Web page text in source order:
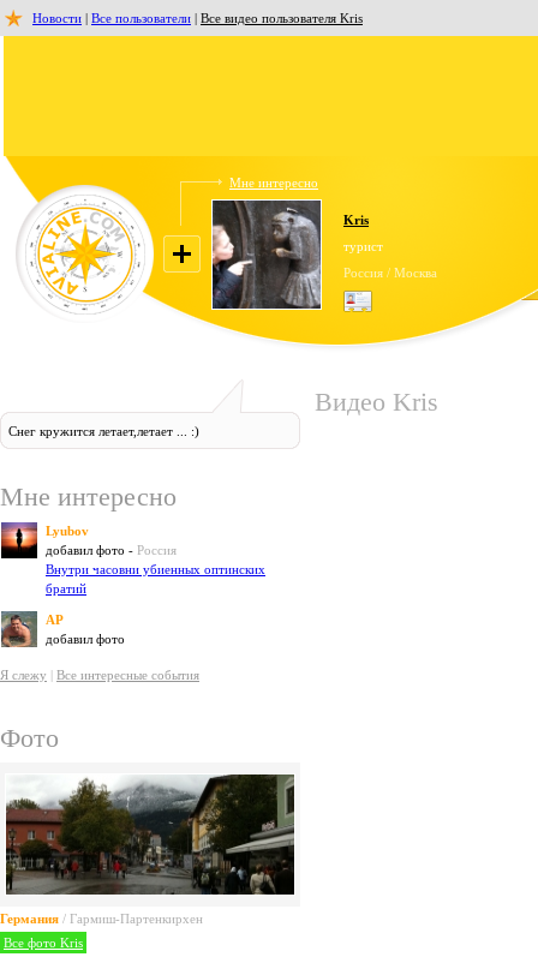
Новости | Все пользователи | Все видео пользователя Kris
Мне интересно
Kris
турист
Россия / Москва
Снег кружится летает,летает ... :)
Мне интересно
Lyubov
добавил фото - Россия
Внутри часовни убиенных оптинских
братий
AP
добавил фото
Я слежу | Все интересные события
Фото
Германия / Гармиш-Партенкирхен
Все фото Kris
Видео Kris